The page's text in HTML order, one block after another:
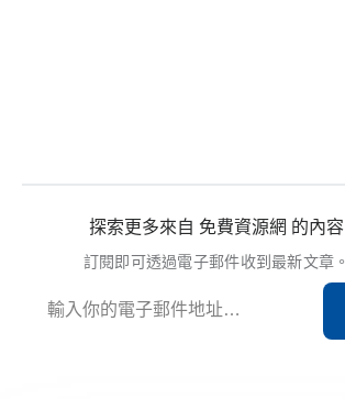
探索更多來自 免費資源網 的內容
訂閱即可透過電子郵件收到最新文章。